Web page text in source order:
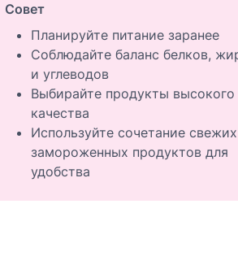
Совет
Планируйте питание заранее
Соблюдайте баланс белков,
и углеводов
Выбирайте продукты высокого
качества
Используйте сочетание
замороженных продуктов для
удобства